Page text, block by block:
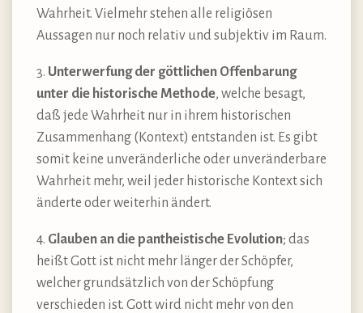
Wahrheit. Vielmehr stehen alle religiösen
Aussagen nur noch relativ und subjektiv im Raum.
3. Unterwerfung der göttlichen Offenbarung
unter die historische Methode, welche besagt,
daß jede Wahrheit nur in ihrem historischen
Zusammenhang (Kontext) entstanden ist. Es gibt
somit keine unveränderliche oder unveränderbare
Wahrheit mehr, weil jeder historische Kontext sich
änderte oder weiterhin ändert.
4. Glauben an die pantheistische Evolution; das
heißt Gott ist nicht mehr länger der Schöpfer,
welcher grundsätzlich von der Schöpfung
verschieden ist. Gott wird nicht mehr von den